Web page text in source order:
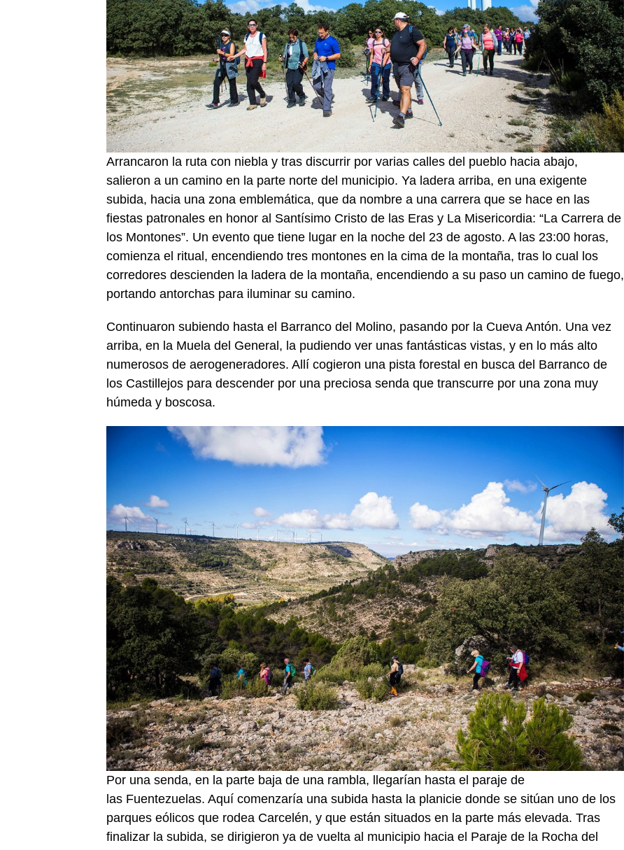
Arrancaron la ruta con niebla y tras discurrir por varias calles del pueblo hacia abajo,
salieron a un camino en la parte norte del municipio. Ya ladera arriba, en una exigente
subida, hacia una zona emblemática, que da nombre a una carrera que se hace en las
fiestas patronales en honor al Santísimo Cristo de las Eras y La Misericordia: “La Carrera de
los Montones”. Un evento que tiene lugar en la noche del 23 de agosto. A las 23:00 horas,
comienza el ritual, encendiendo tres montones en la cima de la montaña, tras lo cual los
corredores descienden la ladera de la montaña, encendiendo a su paso un camino de fuego,
portando antorchas para iluminar su camino.
Continuaron subiendo hasta el Barranco del Molino, pasando por la Cueva Antón. Una vez
arriba, en la Muela del General, la pudiendo ver unas fantásticas vistas, y en lo más alto
numerosos de aerogeneradores. Allí cogieron una pista forestal en busca del Barranco de
los Castillejos para descender por una preciosa senda que transcurre por una zona muy
húmeda y boscosa.
Por una senda, en la parte baja de una rambla, llegarían hasta el paraje de
las Fuentezuelas. Aquí comenzaría una subida hasta la planicie donde se sitúan uno de los
parques eólicos que rodea Carcelén, y que están situados en la parte más elevada. Tras
finalizar la subida, se dirigieron ya de vuelta al municipio hacia el Paraje de la Rocha del